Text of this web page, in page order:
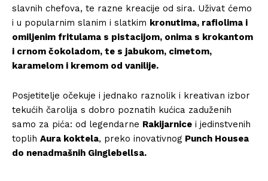
slavnih chefova, te razne kreacije od sira. Uživat ćemo
i u popularnim slanim i slatkim kronutima, rafiolima i
omiljenim fritulama s pistacijom, onima s krokantom
i crnom čokoladom, te s jabukom, cimetom,
karamelom i kremom od vanilije.
Posjetitelje očekuje i jednako raznolik i kreativan izbor
tekućih čarolija s dobro poznatih kućica zaduženih
samo za pića: od legendarne Rakijarnice i jedinstvenih
toplih Aura koktela, preko inovativnog Punch Housea
do nenadmašnih Ginglebellsa.